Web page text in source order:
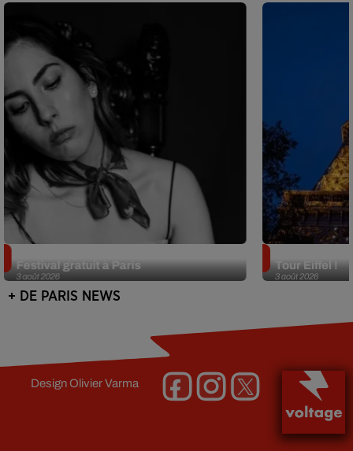
3 août 2026
Festival gratuit à Paris
3 août 2026
Tour Eiffel !
+ DE PARIS NEWS
DesignOlivier Varma